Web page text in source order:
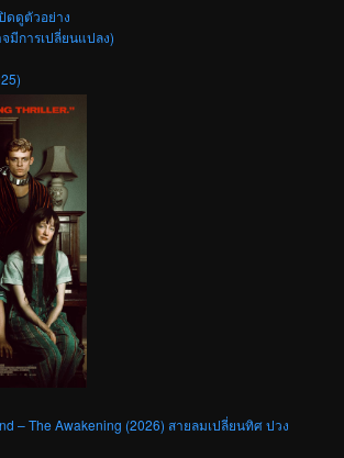
ดดูตัวอย่าง
มีการเปลี่ยนแปลง)
– The Awakening (2026) สายลมเปลี่ยนทิศ ปวง